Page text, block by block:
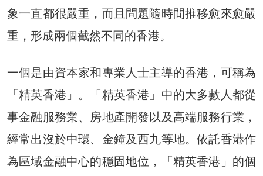
象一直都很嚴重，而且問題隨時間推移愈來愈嚴
重，形成兩個截然不同的香港。
一個是由資本家和專業人士主導的香港，可稱為
「精英香港」。「精英香港」中的大多數人都從
事金融服務業、房地產開發以及高端服務行業，
經常出沒於中環、金鐘及西九等地。依託香港作
為區域金融中心的穩固地位，「精英香港」的個